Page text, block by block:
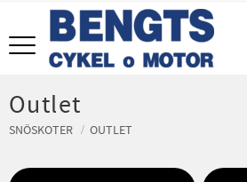
Meny
Outlet
SNÖSKOTER OUTLET